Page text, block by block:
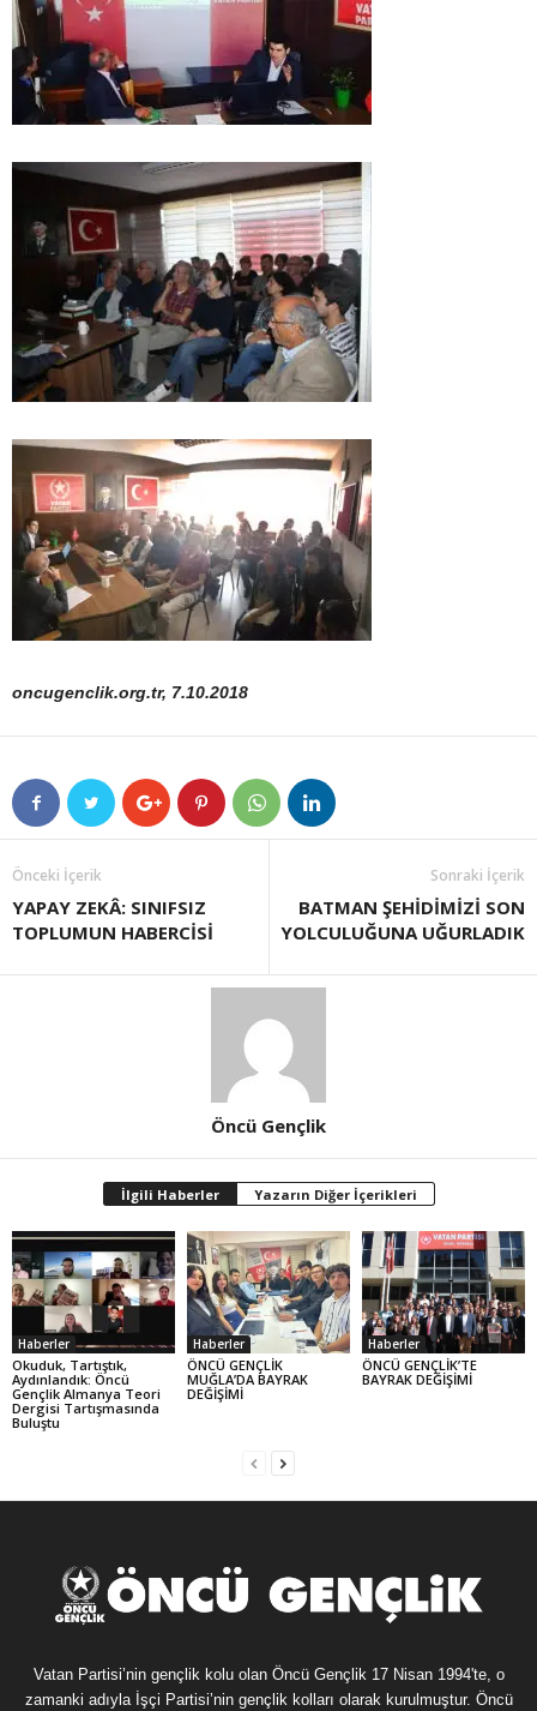
oncugenclik.org.tr, 7.10.2018
Önceki İçerik
YAPAY ZEKÂ: SINIFSIZ
TOPLUMUN HABERCİSİ
Sonraki İçerik
BATMAN ŞEHİDİMİZİ SON
YOLCULUĞUNA UĞURLADIK
Öncü Gençlik
İlgili Haberler Yazarın Diğer İçerikleri
Haberler
Okuduk, Tartıştık,
Aydınlandık: Öncü
Gençlik Almanya Teori
Dergisi Tartışmasında
Buluştu
Haberler
ÖNCÜ GENÇLİK
MUĞLA’DA BAYRAK
DEĞİŞİMİ
Haberler
ÖNCÜ GENÇLİK’TE
BAYRAK DEĞİŞİMİ
Vatan Partisi’nin gençlik kolu olan Öncü Gençlik 17 Nisan 1994'te, o
zamanki adıyla İşçi Partisi’nin gençlik kolları olarak kurulmuştur. Öncü